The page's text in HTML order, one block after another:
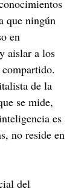
que ningún
en
aislar a los
de la
se mide,
es
no reside en
del